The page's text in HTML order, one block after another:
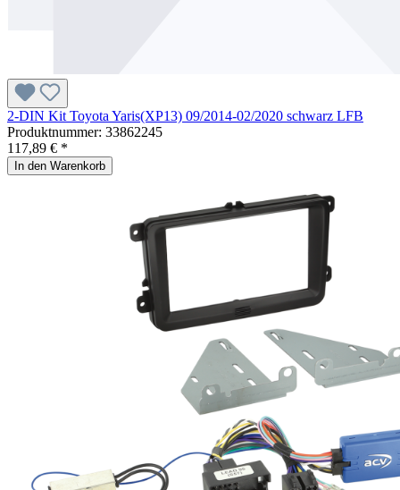
2-DIN Kit Toyota Yaris(XP13) 09/2014-02/2020 schwarz LFB
Produktnummer: 33862245
117,89 € *
In den Warenkorb